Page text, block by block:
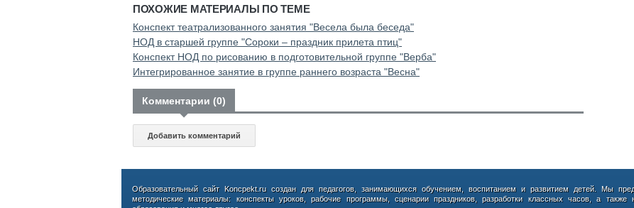
ПОХОЖИЕ МАТЕРИАЛЫ ПО ТЕМЕ
Конспект театрализованного занятия "Весела была беседа"
НОД в старшей группе "Сороки – праздник прилета птиц"
Конспект НОД по рисованию в подготовительной группе "Верба"
Интегрированное занятие в группе раннего возраста "Весна"
Комментарии (0)
Добавить комментарий
Образовательный сайт Koncpekt.ru создан для педагогов, занимающихся обучением, воспитанием и развитием детей. Мы
методические материалы: конспекты уроков, рабочие программы, сценарии праздников, разработки классных часов, а также